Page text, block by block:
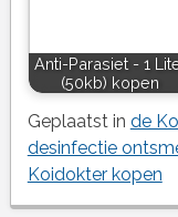
Anti-Parasiet - 1
(50kb) kopen
Geplaatst in de
desinfectie
Koidokter kopen